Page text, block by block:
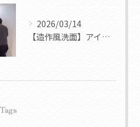
2026/03/14
【造作風洗面】アイカ スマートサニタリー事例集
Tags